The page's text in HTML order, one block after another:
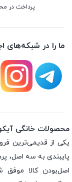
پرداخت در
ما را در شبکه‌های
محصولات خانگی
یکی از قدیمی‌ترین
اصل‌بودن کالا موفق